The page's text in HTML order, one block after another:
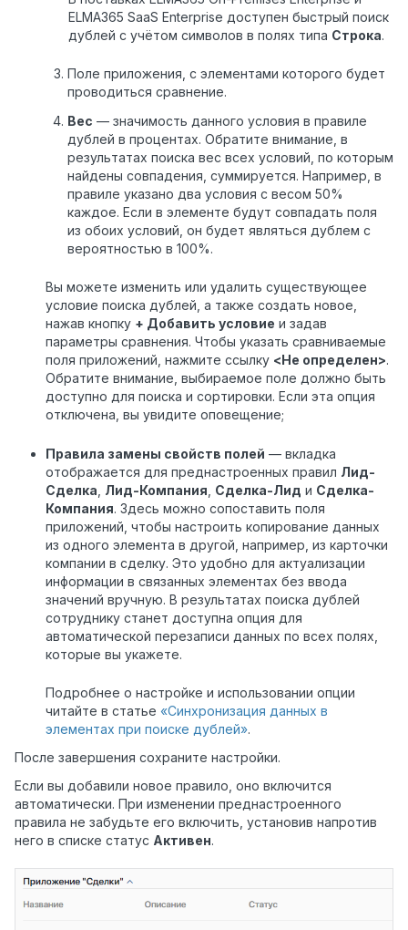
ELMA365 SaaS Enterprise доступен быстрый поиск
дублей с учётом символов в полях типа Строка.
Поле приложения, с элементами которого будет
проводиться сравнение.
Вес — значимость данного условия в правиле
дублей в процентах. Обратите внимание, в
результатах поиска вес всех условий, по которым
найдены совпадения, суммируется. Например, в
правиле указано два условия с весом 50%
каждое. Если в элементе будут совпадать поля
из обоих условий, он будет являться дублем с
вероятностью в 100%.
Вы можете изменить или удалить существующее
условие поиска дублей, а также создать новое,
нажав кнопку + Добавить условие и задав
параметры сравнения. Чтобы указать сравниваемые
поля приложений, нажмите ссылку <Не определен>.
Обратите внимание, выбираемое поле должно быть
доступно для поиска и сортировки. Если эта опция
отключена, вы увидите оповещение;
Правила замены свойств полей — вкладка
отображается для преднастроенных правил Лид-
Сделка Лид-Компания Сделка-Лид и Сделка-
Компания. Здесь можно сопоставить поля
приложений, чтобы настроить копирование данных
из одного элемента в другой, например, из карточки
компании в сделку. Это удобно для актуализации
информации в связанных элементах без ввода
значений вручную. В результатах поиска дублей
сотруднику станет доступна опция для
автоматической перезаписи данных по всех полях,
которые вы укажете.
Подробнее о настройке и использовании опции
читайте в статье «Синхронизация данных в
элементах при поиске дублей».
После завершения сохраните настройки.
Если вы добавили новое правило, оно включится
автоматически. При изменении преднастроенного
правила не забудьте его включить, установив напротив
него в списке статус Активен.